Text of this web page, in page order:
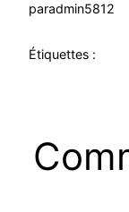
paradmin5812
Étiquettes :